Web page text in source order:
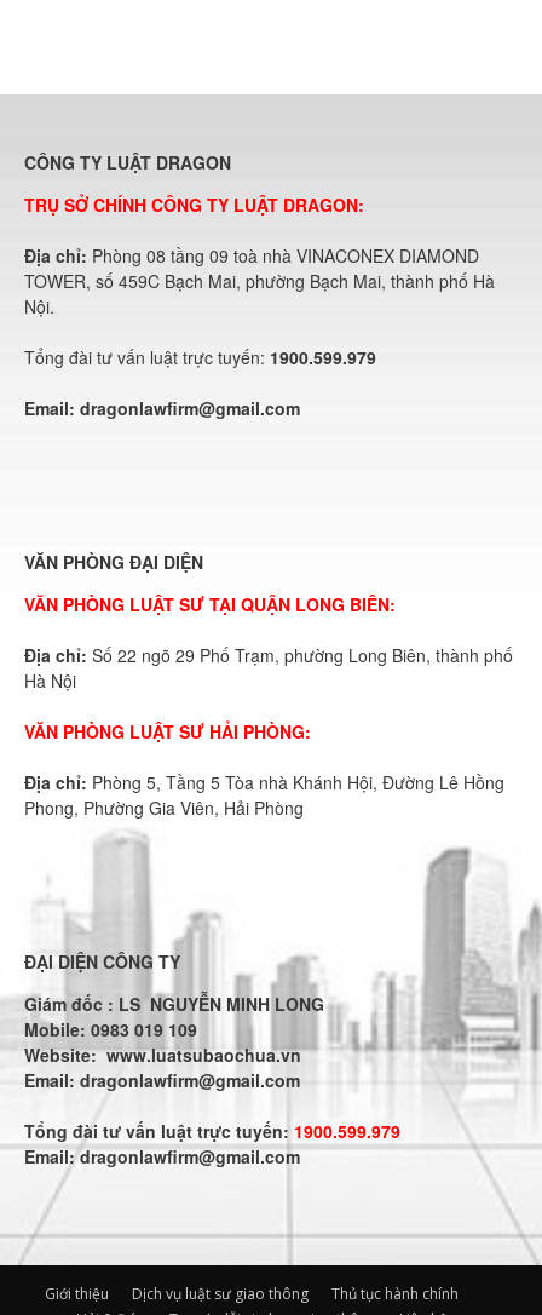
CÔNG TY LUẬT DRAGON
TRỤ SỞ CHÍNH CÔNG TY LUẬT DRAGON:
Địa chỉ: Phòng 08 tầng 09 toà nhà VINACONEX DIAMOND
TOWER, số 459C Bạch Mai, phường Bạch Mai, thành phố Hà
Nội.
Tổng đài tư vấn luật trực tuyến: 1900.599.979
Email: dragonlawfirm@gmail.com
VĂN PHÒNG ĐẠI DIỆN
VĂN PHÒNG LUẬT SƯ TẠI QUẬN LONG BIÊN:
Địa chỉ: Số 22 ngõ 29 Phố Trạm, phường Long Biên, thành phố
Hà Nội
VĂN PHÒNG LUẬT SƯ HẢI PHÒNG:
Địa chỉ: Phòng 5, Tầng 5 Tòa nhà Khánh Hội, Đường Lê Hồng
Phong, Phường Gia Viên, Hải Phòng
ĐẠI DIỆN CÔNG TY
Giám đốc : LS NGUYỄN MINH LONG
Mobile: 0983 019 109
Website:www.luatsubaochua.vn
Email: dragonlawfirm@gmail.com
Tổng đài tư vấn luật trực tuyến: 1900.599.979
Email:dragonlawfirm@gmail.com
Giới thiệu Dịch vụ luật sư giao thông
Thủ tục hành chính